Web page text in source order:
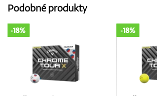
Podobné produkty
-18% -18%